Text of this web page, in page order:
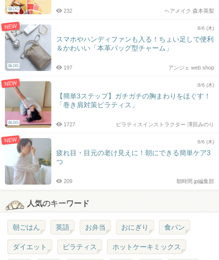
BLOG ヘアメイク 森本英梨
232
NEW
BLOG
8/6 (木)
スマホやハンディファンも入る！ちょい足しで便利
＆かわいい「本革バッグ型チャーム」
アンジェ web shop
197
NEW
BLOG
8/6 (木)
【簡単3ステップ】ガチガチの胸まわりをほぐす！
「巻き肩対策ピラティス」
ピラティスインストラクター 澤田みのり
1727
NEW 8/6 (木)
疲れ目・目元の老け見えに！朝にできる簡単ケア3
つ
朝時間.jp編集部
209
人気のキーワード
朝ごはん 英語 お弁当 おにぎり 食パン
ダイエット ピラティス ホットケーキミックス